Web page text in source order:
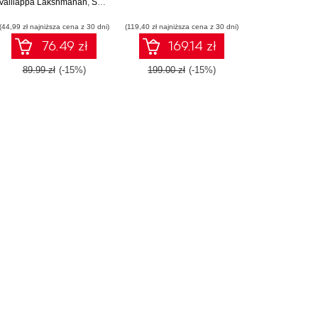
problemów
przygotowania danych,
konstruowania modeli i
MLOps
Lakshmanan, Sara Robinson
(44,99 zł najniższa cena z 30 dni)
76.49 zł
89.99 zł (-15%)
(119,40 zł najniższa cena z 30 dni)
169.14 zł
199.00 zł (-15%)